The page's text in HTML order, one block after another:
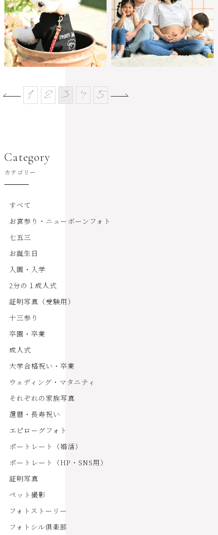
1 2 3 4 5
Category
カテゴリー
すべて
お宮参り・ニューボーンフォト
七五三
お誕生日
入園・入学
2分の１成人式
証明写真（受験用）
十三参り
卒園・卒業
成人式
大学合格祝い・卒業
ウェディング・マタニティ
それぞれの家族写真
還暦・長寿祝い
エピローグフォト
ポートレート（婚活）
ポートレート（HP・SNS用）
証明写真
ペット撮影
フォトストーリー
フォトシル倶楽部